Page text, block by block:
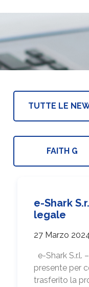
TUTTE LE
FAITH G
e-Shark
legale
27 Marzo
e-Shark S.r.l.
presente per
trasferito la